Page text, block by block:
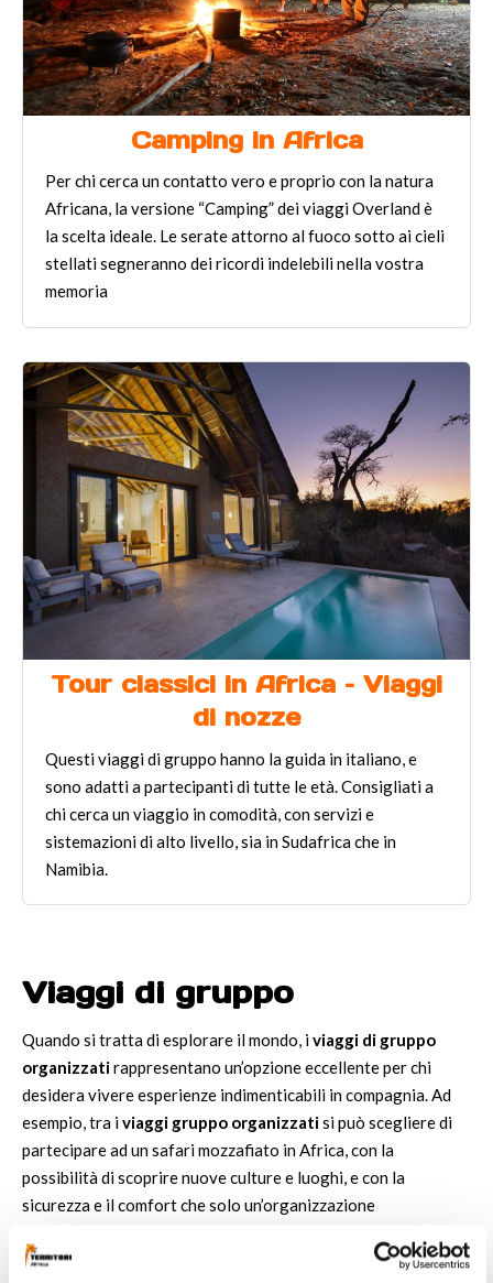
Camping in Africa
Per chi cerca un contatto vero e proprio con la natura
Africana, la versione “Camping” dei viaggi Overland è
la scelta ideale. Le serate attorno al fuoco sotto ai cieli
stellati segneranno dei ricordi indelebili nella vostra
memoria
Tour classici in Africa – Viaggi
di nozze
Questi viaggi di gruppo hanno la guida in italiano, e
sono adatti a partecipanti di tutte le età. Consigliati a
chi cerca un viaggio in comodità, con servizi e
sistemazioni di alto livello, sia in Sudafrica che in
Namibia.
Viaggi di gruppo
Quando si tratta di esplorare il mondo, iviaggi di gruppo
organizzatirappresentano un’opzione eccellente per chi
desidera vivere esperienze indimenticabili in compagnia. Ad
esempio, tra iviaggi gruppo organizzatisi può scegliere di
partecipare ad un safari mozzafiato in Africa, con la
possibilità di scoprire nuove culture e luoghi, e con la
sicurezza e il comfort che solo un’organizzazione